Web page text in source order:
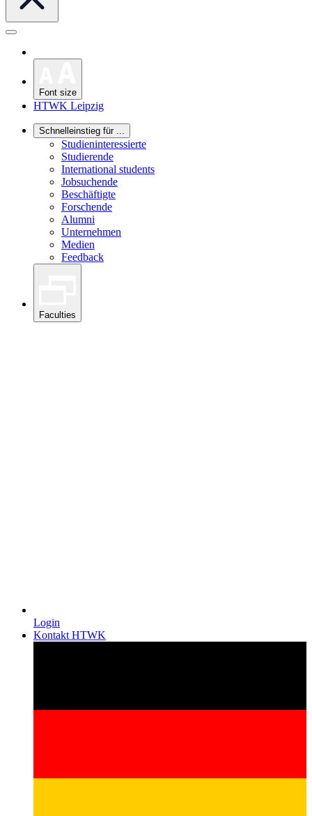
Font size
HTWK Leipzig
Schnelleinstieg für ...
Studieninteressierte
Studierende
International students
Jobsuchende
Beschäftigte
Forschende
Alumni
Unternehmen
Medien
Feedback
Faculties
Login
Kontakt HTWK